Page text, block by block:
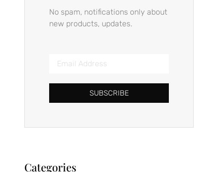
No spam, notifications only about
new products, updates.
SUBSCRIBE
Categories